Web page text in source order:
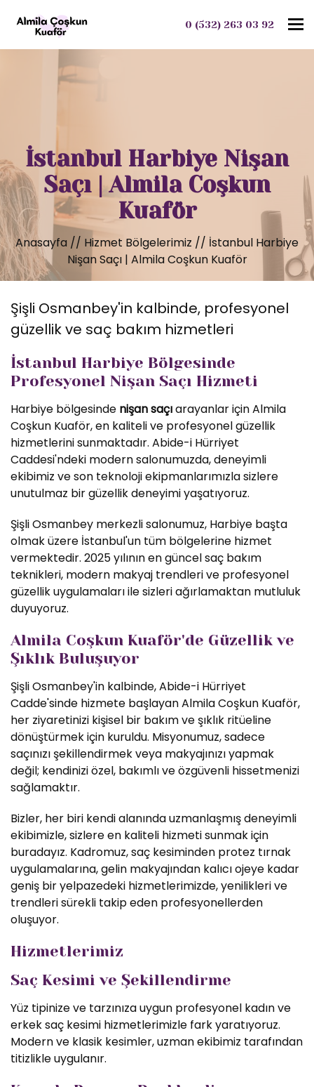
0 (532) 263 03 92
İstanbul Harbiye Nişan
Saçı | Almila Coşkun
Kuaför
Anasayfa // Hizmet Bölgelerimiz // İstanbul Harbiye
Nişan Saçı | Almila Coşkun Kuaför
Şişli Osmanbey'in kalbinde, profesyonel
güzellik ve saç bakım hizmetleri
İstanbul Harbiye Bölgesinde
Profesyonel Nişan Saçı Hizmeti
Harbiye bölgesinde nişan saçıarayanlar için Almila
Coşkun Kuaför, en kaliteli ve profesyonel güzellik
hizmetlerini sunmaktadır. Abide-i Hürriyet
Caddesi'ndeki modern salonumuzda, deneyimli
ekibimiz ve son teknoloji ekipmanlarımızla sizlere
unutulmaz bir güzellik deneyimi yaşatıyoruz.
Şişli Osmanbey merkezli salonumuz, Harbiye başta
olmak üzere İstanbul'un tüm bölgelerine hizmet
vermektedir. 2025 yılının en güncel saç bakım
teknikleri, modern makyaj trendleri ve profesyonel
güzellik uygulamaları ile sizleri ağırlamaktan mutluluk
duyuyoruz.
Almila Coşkun Kuaför'de Güzellik ve
Şıklık Buluşuyor
Şişli Osmanbey'in kalbinde, Abide-i Hürriyet
Cadde'sinde hizmete başlayan Almila Coşkun Kuaför,
her ziyaretinizi kişisel bir bakım ve şıklık ritüeline
dönüştürmek için kuruldu. Misyonumuz, sadece
saçınızı şekillendirmek veya makyajınızı yapmak
değil; kendinizi özel, bakımlı ve özgüvenli hissetmenizi
sağlamaktır.
Bizler, her biri kendi alanında uzmanlaşmış deneyimli
ekibimizle, sizlere en kaliteli hizmeti sunmak için
buradayız. Kadromuz, saç kesiminden protez tırnak
uygulamalarına, gelin makyajından kalıcı ojeye kadar
geniş bir yelpazedeki hizmetlerimizde, yenilikleri ve
trendleri sürekli takip eden profesyonellerden
oluşuyor.
Hizmetlerimiz
Saç Kesimi ve Şekillendirme
Yüz tipinize ve tarzınıza uygun profesyonel kadın ve
erkek saç kesimi hizmetlerimizle fark yaratıyoruz.
Modern ve klasik kesimler, uzman ekibimiz tarafından
titizlikle uygulanır.